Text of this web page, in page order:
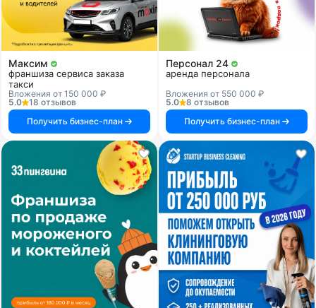
Максим
франшиза сервиса заказа
такси
Вложения от 150 000 ₽
5.0
18 отзывов
Получить бизнес-план
Персонал 24
аренда персонала
Вложения от 550 000 ₽
5.0
8 отзывов
Получить бизнес-план